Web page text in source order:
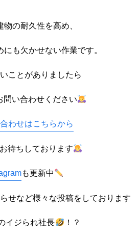
物の耐久性を高め、
にも欠かせない作業です。
ことがありましたら
問い合わせください
わせはこちらから
待ちしております
も更新中
せなど様々な投稿をしております
イジられ社長 ！？